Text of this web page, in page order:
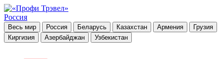
Россия
Весь мир Россия Беларусь Казахстан Армения
Грузия
Киргизия
Азербайджан Узбекистан